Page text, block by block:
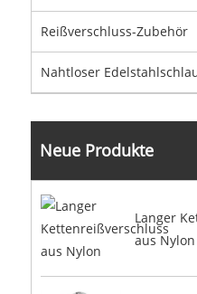
Reißverschluss-Zubehör
Nahtloser
Neue Produkte
Langer
aus Nylon